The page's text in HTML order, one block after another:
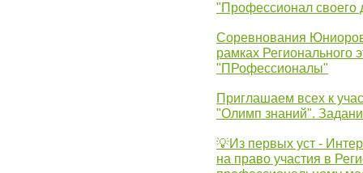
"Профессионал своего
Соревнования
рамках Регионального
"ПРофессионалы"
Приглашаем всех к
"Олимп знаний".
💡Из первых уст -
на право участия в